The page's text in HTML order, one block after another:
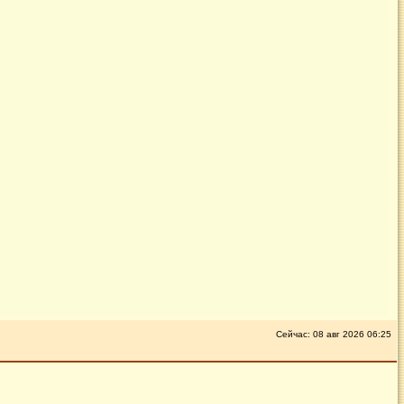
Сейчас: 08 авг 2026 06:25